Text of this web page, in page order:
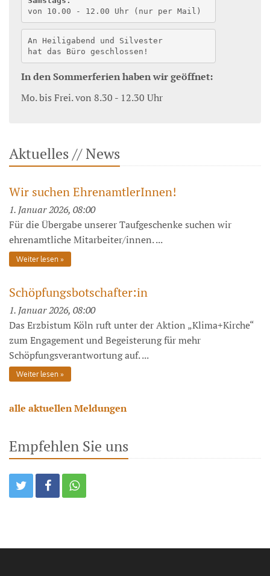
von 10.00 - 12.00 Uhr (nur per Mail)
An Heiligabend und Silvester
hat das Büro geschlossen!
In den Sommerferien haben wir geöffnet:
Mo. bis Frei. von 8.30 - 12.30 Uhr
Aktuelles // News
Wir suchen EhrenamtlerInnen!
1. Januar 2026, 08:00
Für die Übergabe unserer Taufgeschenke suchen wir
ehrenamtliche Mitarbeiter/innen. ...
Weiter lesen
Schöpfungsbotschafter:in
1. Januar 2026, 08:00
Das Erzbistum Köln ruft unter der Aktion „Klima+Kirche“
zum Engagement und Begeisterung für mehr
Schöpfungsverantwortung auf. ...
Weiter lesen
alle aktuellen Meldungen
Empfehlen Sie uns